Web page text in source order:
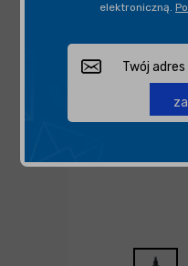
elektroniczną.